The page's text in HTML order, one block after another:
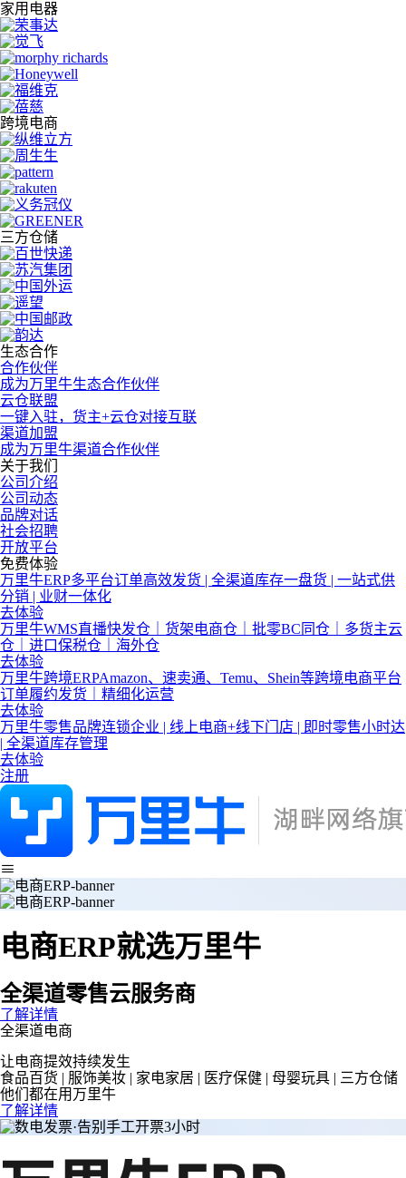
家用电器
跨境电商
三方仓储
生态合作
合作伙伴
成为万里牛生态合作伙伴
云仓联盟
一键入驻，货主+云仓对接互联
渠道加盟
成为万里牛渠道合作伙伴
关于我们
公司介绍
公司动态
品牌对话
社会招聘
开放平台
免费体验
万里牛ERP多平台订单高效发货 | 全渠道库存一盘货 | 一站式供
分销 | 业财一体化
去体验
万里牛WMS直播快发仓｜货架电商仓｜批零BC同仓｜多货主云
仓｜进口保税仓｜海外仓
去体验
万里牛跨境ERPAmazon、速卖通、Temu、Shein等跨境电商平台
订单履约发货｜精细化运营
去体验
万里牛零售品牌连锁企业 | 线上电商+线下门店 | 即时零售小时达
| 全渠道库存管理
去体验
注册
电商ERP就选万里牛
全渠道零售云服务商
了解详情
全渠道电商
让电商提效持续发生
食品百货 | 服饰美妆 | 家电家居 | 医疗保健 | 母婴玩具 | 三方仓储
他们都在用万里牛
了解详情